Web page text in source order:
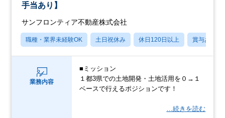
手当あり】
サンフロンティア不動産株式会社
職種・業界未経験OK 土日祝休み 休日120日以上 賞与あり
業務内容
■ミッション
１都3県での土地開発・土地活用を０→１
ベースで行えるポジションです！
…続きを読む